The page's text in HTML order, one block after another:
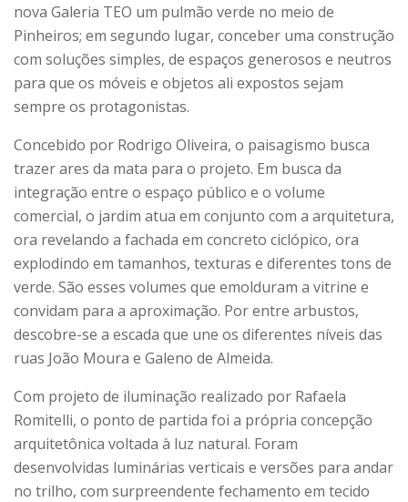
nova Galeria TEO um pulmão verde no meio de
Pinheiros; em segundo lugar, conceber uma construção
com soluções simples, de espaços generosos e neutros
para que os móveis e objetos ali expostos sejam
sempre os protagonistas.
Concebido por Rodrigo Oliveira, o paisagismo busca
trazer ares da mata para o projeto. Em busca da
integração entre o espaço público e o volume
comercial, o jardim atua em conjunto com a arquitetura,
ora revelando a fachada em concreto ciclópico, ora
explodindo em tamanhos, texturas e diferentes tons de
verde. São esses volumes que emolduram a vitrine e
convidam para a aproximação. Por entre arbustos,
descobre-se a escada que une os diferentes níveis das
ruas João Moura e Galeno de Almeida.
Com projeto de iluminação realizado por Rafaela
Romitelli, o ponto de partida foi a própria concepção
arquitetônica voltada à luz natural. Foram
desenvolvidas luminárias verticais e versões para andar
no trilho, com surpreendente fechamento em tecido